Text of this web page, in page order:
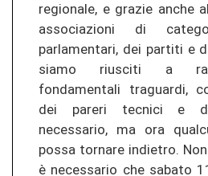
regionale, e grazie anche
associazioni di
parlamentari, dei partiti e
siamo riusciti a
fondamentali traguardi,
dei pareri tecnici e
necessario, ma ora
possa tornare indietro.
è necessario che sabato